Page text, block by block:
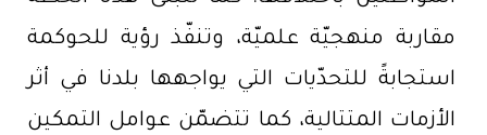
مقاربة منهجيّة علميّة، وتنفّذ رؤية للحوكمة
استجابةً للتحدّيات التي يواجهها بلدنا في أثر
الأزمات المتتالية، كما تتضمّن عوامل التمكين